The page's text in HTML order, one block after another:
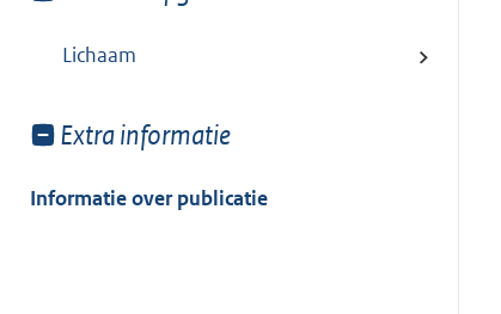
van:
Lichaam
Toon
van:
Extra informatie
Informatie over publicatie